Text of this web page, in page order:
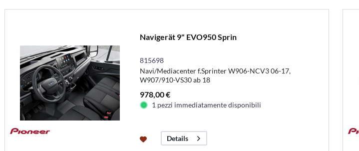
Navigerät 9" EVO950 Sprin
815698
Navi/Mediacenter f.Sprinter W906-NCV3 06-17,
W907/910-VS30 ab 18
978,00 €
1 pezzi immediatamente disponibili
Details